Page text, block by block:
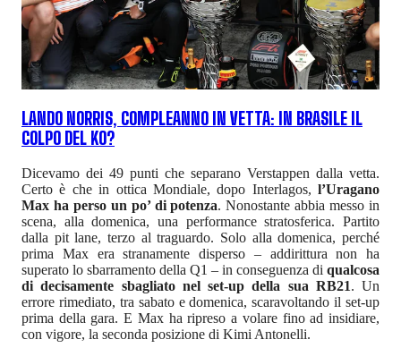
LANDO NORRIS, COMPLEANNO IN VETTA: IN BRASILE IL
COLPO DEL KO?
Dicevamo dei 49 punti che separano Verstappen dalla vetta.
Certo è che in ottica Mondiale, dopo Interlagos, l’Uragano
Max ha perso un po’ di potenza. Nonostante abbia messo in
scena, alla domenica, una performance stratosferica. Partito
dalla pit lane, terzo al traguardo. Solo alla domenica, perché
prima Max era stranamente disperso – addirittura non ha
superato lo sbarramento della Q1 – in conseguenza di qualcosa
di decisamente sbagliato nel set-up della sua RB21. Un
errore rimediato, tra sabato e domenica, scaravoltando il set-up
prima della gara. E Max ha ripreso a volare fino ad insidiare,
con vigore, la seconda posizione di Kimi Antonelli.